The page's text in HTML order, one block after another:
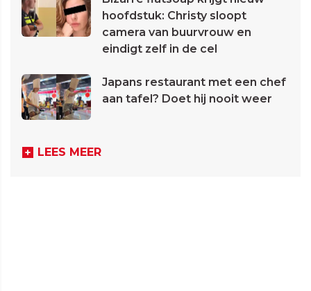
hoofdstuk: Christy sloopt
camera van buurvrouw en
eindigt zelf in de cel
Japans restaurant met een chef
aan tafel? Doet hij nooit weer
LEES MEER